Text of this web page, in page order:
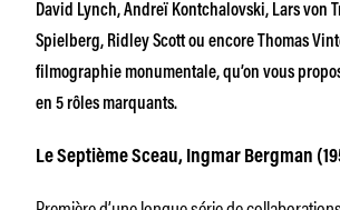
David Lynch, Andreï Kontchalovski, Lars von
Spielberg, Ridley Scott ou encore Thomas
filmographie monumentale, qu’on vous
en 5 rôles marquants.
Le Septième Sceau, Ingmar Bergman